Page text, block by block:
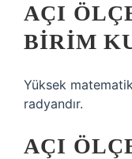
AÇI
BIRIM
Yüksek
radyandır.
AÇI